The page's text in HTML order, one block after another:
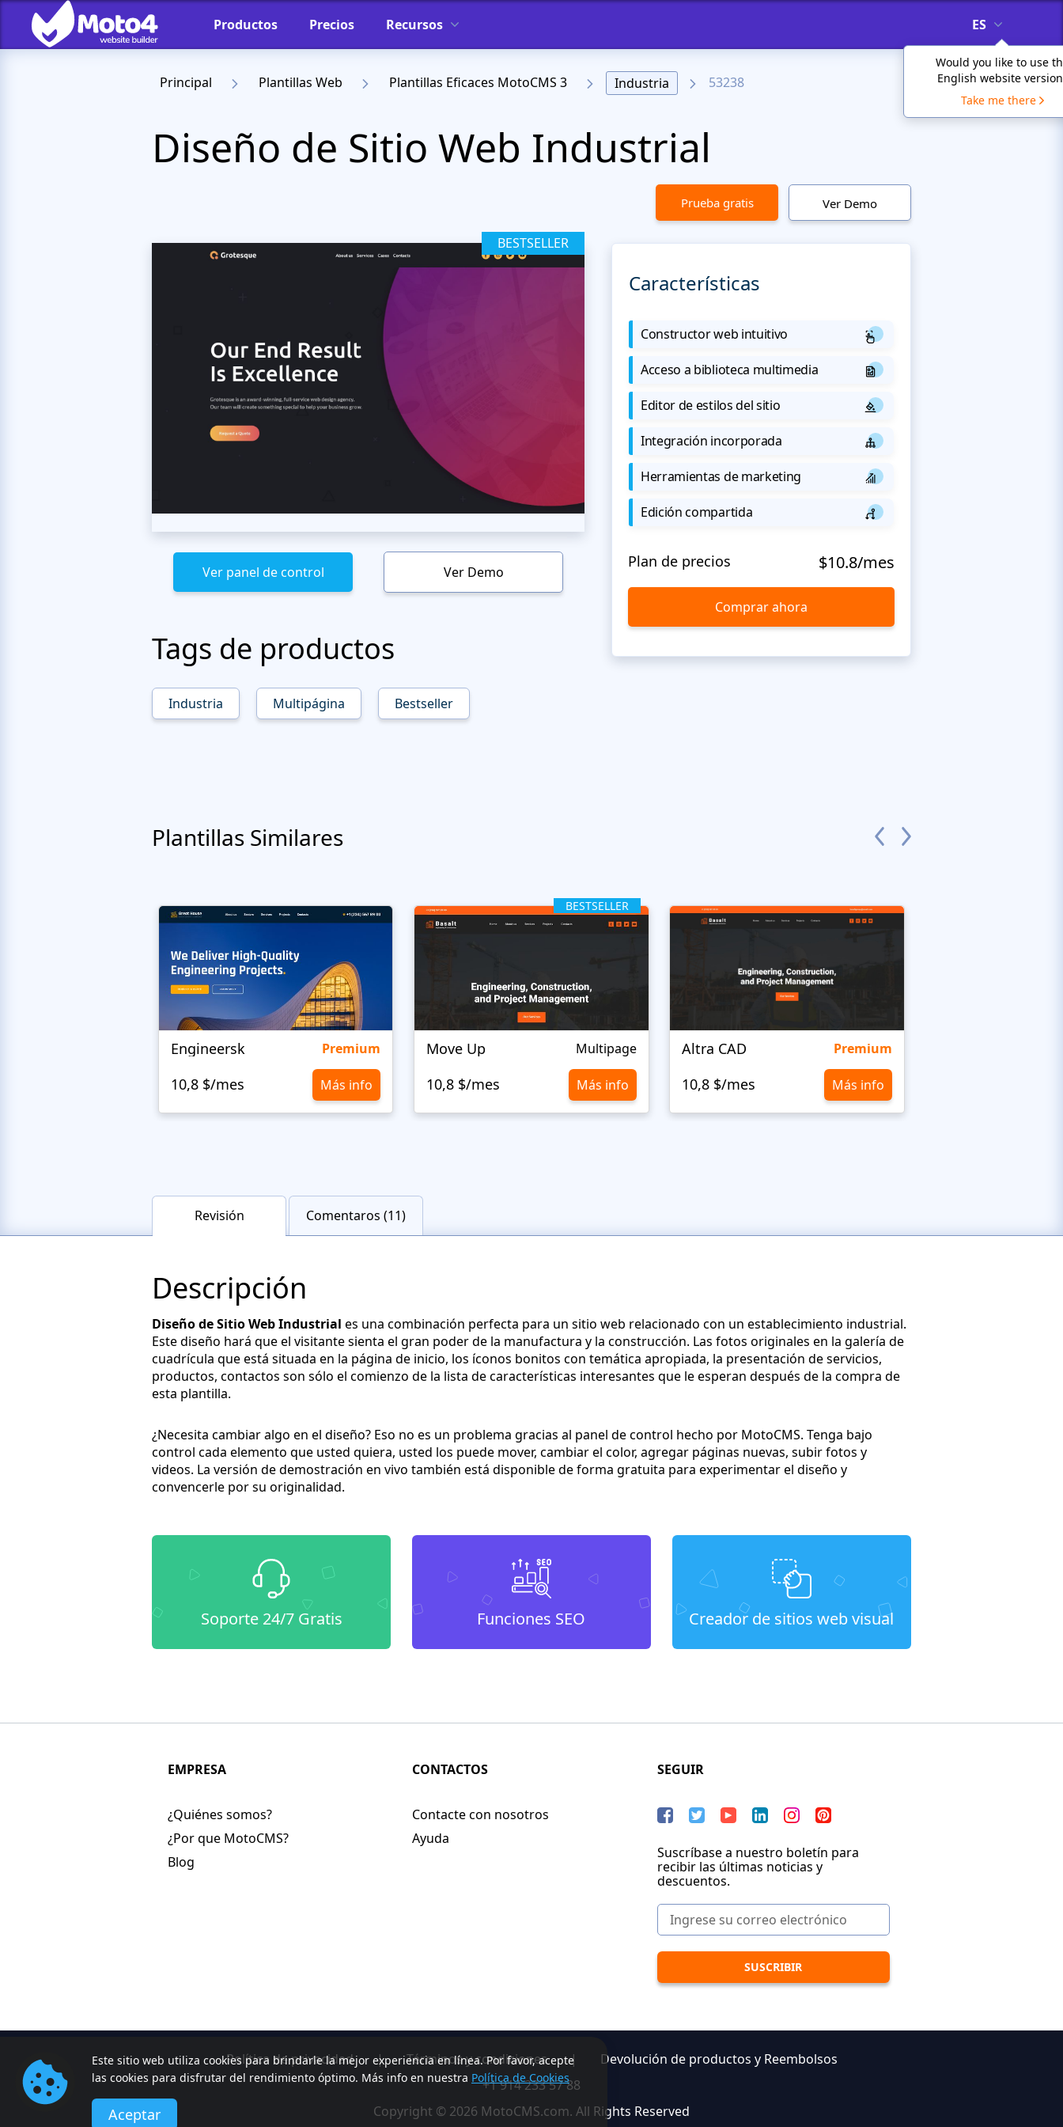
Productos Precios Recursos ES
Would you like to use
English website
Take me there
Principal Plantillas Web Plantillas Eficaces MotoCMS 3 Industria 53238
Diseño de Sitio Web Industrial
Prueba gratis Ver Demo
BESTSELLER
Ver panel de control Ver Demo
Tags de productos
Industria Multipágina Bestseller
Características
Constructor web intuitivo
Acceso a biblioteca multimedia
Editor de estilos del sitio
Integración incorporada
Herramientas de marketing
Edición compartida
Plan de precios $10.8/mes
Comprar ahora
Plantillas Similares
Engineersk Premium
10,8 $/mes Más info
BESTSELLER
Move Up Multipage
10,8 $/mes Más info
Altra CAD Premium
10,8 $/mes Más info
Revisión Comentaros (11)
Descripción
Diseño de Sitio Web Industrial es una combinación perfecta para un sitio web relacionado con un establecimiento industrial.
Este diseño hará que el visitante sienta el gran poder de la manufactura y la construcción. Las fotos originales en la galería de
cuadrícula que está situada en la página de inicio, los íconos bonitos con temática apropiada, la presentación de servicios,
productos, contactos son sólo el comienzo de la lista de características interesantes que le esperan después de la compra de
esta plantilla.
¿Necesita cambiar algo en el diseño? Eso no es un problema gracias al panel de control hecho por MotoCMS. Tenga bajo
control cada elemento que usted quiera, usted los puede mover, cambiar el color, agregar páginas nuevas, subir fotos y
videos. La versión de demostración en vivo también está disponible de forma gratuita para experimentar el diseño y
convencerle por su originalidad.
Soporte 24/7 Gratis Funciones SEO Creador de sitios web visual
Este sitio web utiliza cookies para brindarle la mejor experiencia en línea. Por favor, acepte
las cookies para disfrutar del rendimiento óptimo. Más info en nuestra Política de Cookies
Aceptar
EMPRESA
¿Quiénes somos?
¿Por que MotoCMS?
Blog
CONTACTOS
Contacte con nosotros
Ayuda
SEGUIR
Suscríbase a nuestro boletín para
recibir las últimas noticias y
descuentos.
Política de privacidad | Términos y condiciones |
Devolución de productos y Reembolsos
+1 914 233 57 88
Copyright © 2026 MotoCMS.com. All Rights Reserved